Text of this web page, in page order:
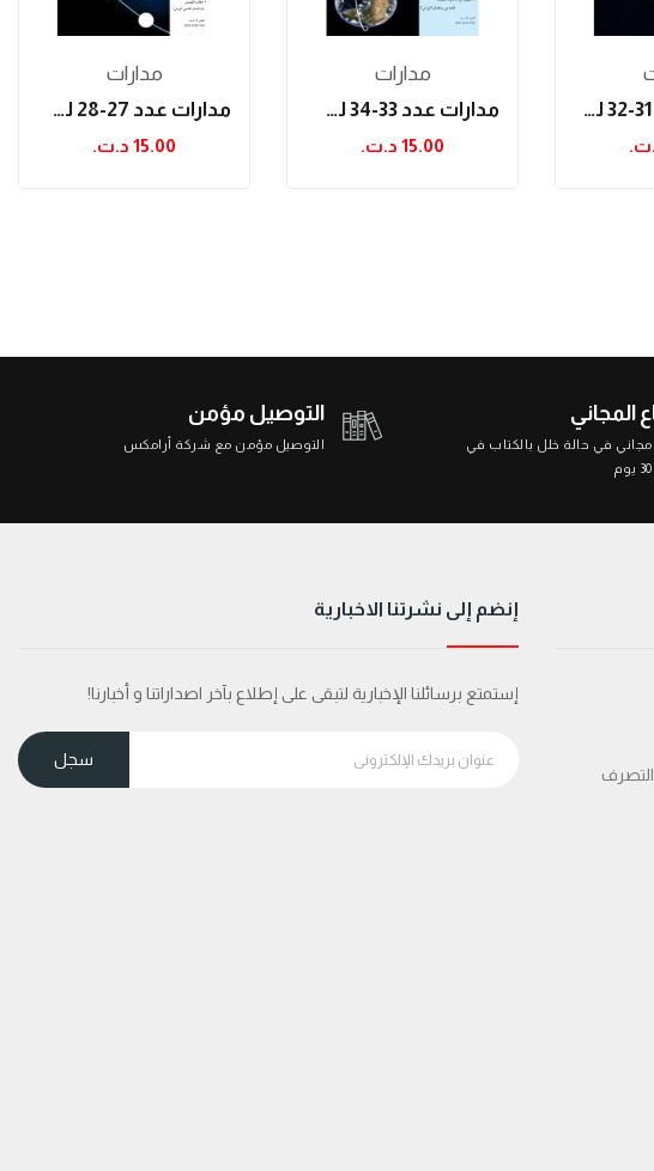
مدارات
مدارات عدد 27-28 لسنة 2016-2017
15.00 د.ت.‏
مدارات
مدارات عدد 33-34 لسنة 2020/2019
15.00 د.ت.‏
مدارات العدد 31-32 لسنة 2018
التوصيل مؤمن
التوصيل مؤمن مع شركة أرامكس
المجاني
مجاني في حالة خلل بالكتاب في
إنضم إلى نشرتنا الاخبارية
إستمتع برسائلنا الإخبارية لتبقى على إطلاع بآخر اصداراتنا و أخبارنا!